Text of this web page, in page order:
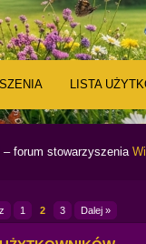
LISTA
– forum stowarzyszenia
1 2 3 Dalej »